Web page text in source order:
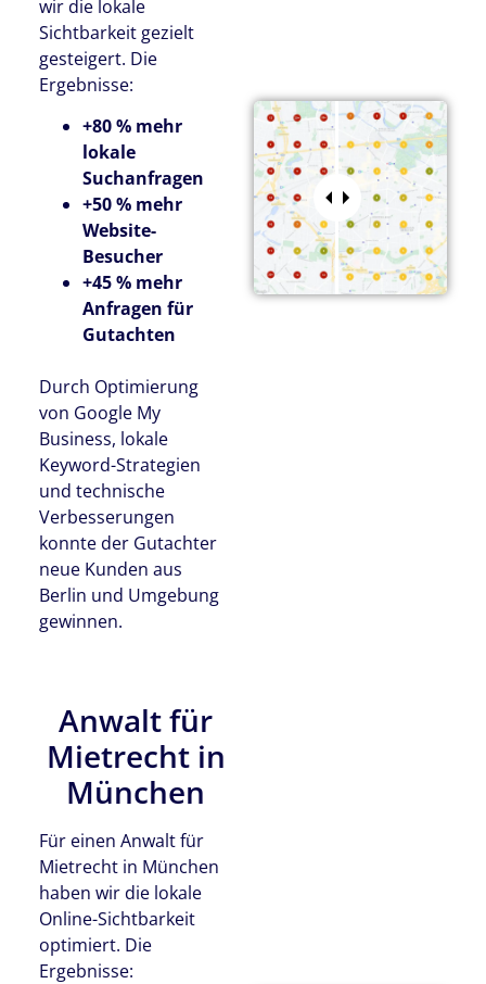
wir die lokale
Sichtbarkeit gezielt
gesteigert. Die
Ergebnisse:
+80 % mehr
lokale
Suchanfragen
+50 % mehr
Website-
Besucher
+45 % mehr
Anfragen für
Gutachten
Durch Optimierung
von Google My
Business, lokale
Keyword-Strategien
und technische
Verbesserungen
konnte der Gutachter
neue Kunden aus
Berlin und Umgebung
gewinnen.
Anwalt für
Mietrecht in
München
Für einen Anwalt für
Mietrecht in München
haben wir die lokale
Online-Sichtbarkeit
optimiert. Die
Ergebnisse: